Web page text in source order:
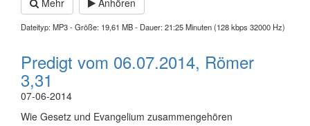
Dateityp: MP3 - Größe: 19,61 MB - Dauer: 21:25 Minuten (128 kbps 32000 Hz)
Predigt vom 06.07.2014, Römer
3,31
07-06-2014
Wie Gesetz und Evangelium zusammengehören